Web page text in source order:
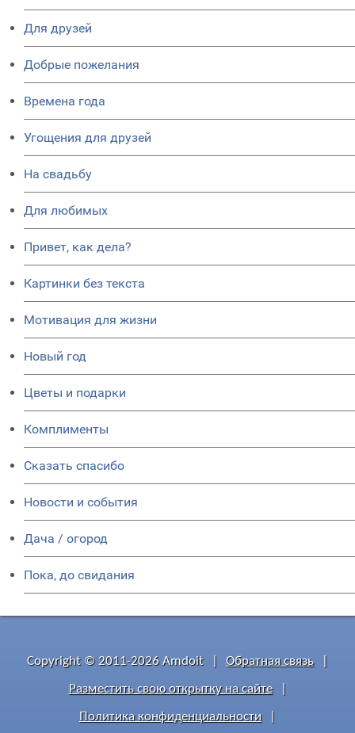
Для друзей
Добрые пожелания
Времена года
Угощения для друзей
На свадьбу
Для любимых
Привет, как дела?
Картинки без текста
Мотивация для жизни
Новый год
Цветы и подарки
Комплименты
Сказать спасибо
Новости и события
Дача / огород
Пока, до свидания
Copyright © 2011-2026 Amdoit Обратная связь
Разместить свою открытку на сайте
Политика конфиденциальности